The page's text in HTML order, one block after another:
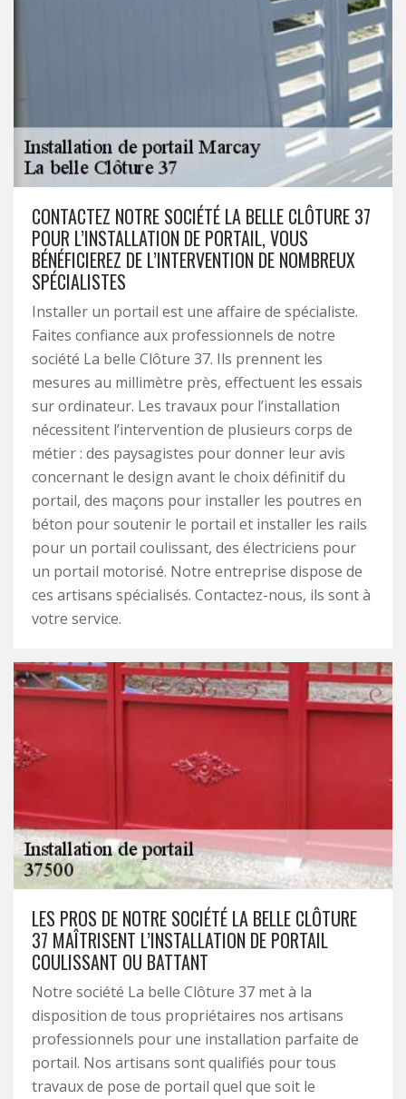
CONTACTEZ NOTRE SOCIÉTÉ LA BELLE CLÔTURE 37
POUR L’INSTALLATION DE PORTAIL, VOUS
BÉNÉFICIEREZ DE L’INTERVENTION DE NOMBREUX
SPÉCIALISTES
Installer un portail est une affaire de spécialiste.
Faites confiance aux professionnels de notre
société La belle Clôture 37. Ils prennent les
mesures au millimètre près, effectuent les essais
sur ordinateur. Les travaux pour l’installation
nécessitent l’intervention de plusieurs corps de
métier : des paysagistes pour donner leur avis
concernant le design avant le choix définitif du
portail, des maçons pour installer les poutres en
béton pour soutenir le portail et installer les rails
pour un portail coulissant, des électriciens pour
un portail motorisé. Notre entreprise dispose de
ces artisans spécialisés. Contactez-nous, ils sont à
votre service.
LES PROS DE NOTRE SOCIÉTÉ LA BELLE CLÔTURE
37 MAÎTRISENT L’INSTALLATION DE PORTAIL
COULISSANT OU BATTANT
Notre société La belle Clôture 37 met à la
disposition de tous propriétaires nos artisans
professionnels pour une installation parfaite de
portail. Nos artisans sont qualifiés pour tous
travaux de pose de portail quel que soit le